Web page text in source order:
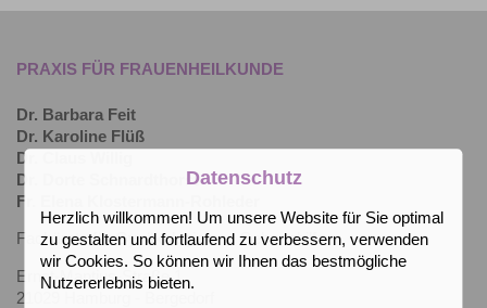
PRAXIS FÜR FRAUENHEILKUNDE
Dr. Barbara Feit
Dr. Karoline Flüß
Dr. Claus Willig
Dr. Dorte Schnardthorst
Fr. Elena Klostermann-Rohleder
Fachärzte für Gynäkologie und Geburtshilfe
Ernst-Mantius-Straße 1
21029 Hamburg - Bergedorf
Datenschutz
Herzlich willkommen! Um unsere Website für Sie optimal
zu gestalten und fortlaufend zu verbessern, verwenden
wir Cookies. So können wir Ihnen das bestmögliche
Nutzererlebnis bieten.